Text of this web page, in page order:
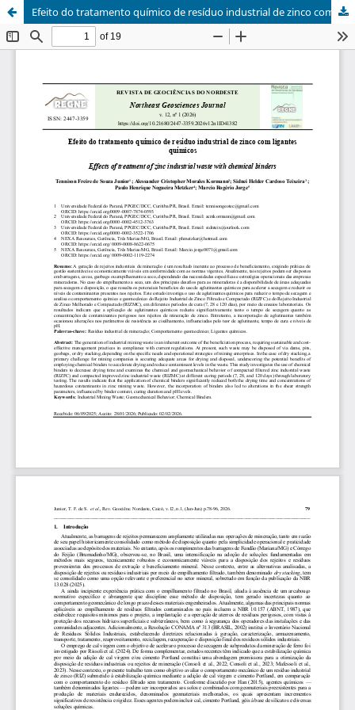
Efeito do tratamento químico de resíduo industrial de zinco com ligantes químicos